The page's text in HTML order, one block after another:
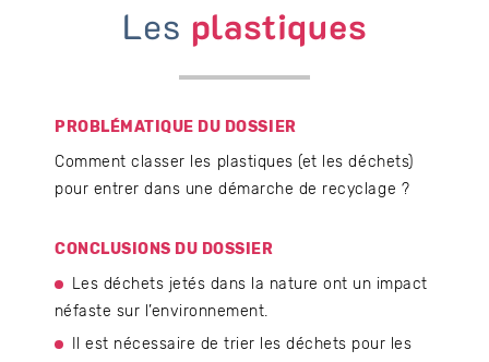
Les plastiques
PROBLÉMATIQUE DU DOSSIER
Comment classer les plastiques (et les déchets)
pour entrer dans une démarche de recyclage ?
CONCLUSIONS DU DOSSIER
Les déchets jetés dans la nature ont un impact
néfaste sur l’environnement.
Il est nécessaire de trier les déchets pour les